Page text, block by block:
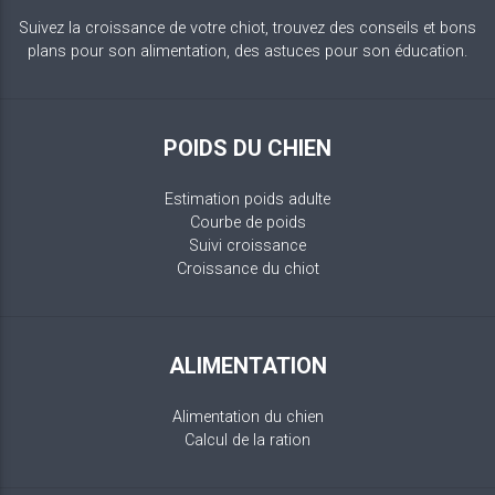
Suivez la croissance de votre chiot, trouvez des conseils et bons
plans pour son alimentation, des astuces pour son éducation.
POIDS DU CHIEN
Estimation poids adulte
Courbe de poids
Suivi croissance
Croissance du chiot
ALIMENTATION
Alimentation du chien
Calcul de la ration